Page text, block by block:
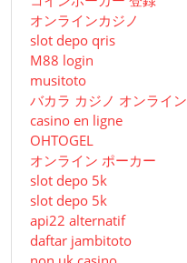
オンラインカジノ
slot depo qris
M88 login
musitoto
バカラ カジノ オンライン
casino en ligne
OHTOGEL
オンライン ポーカー
slot depo 5k
slot depo 5k
api22 alternatif
daftar jambitoto